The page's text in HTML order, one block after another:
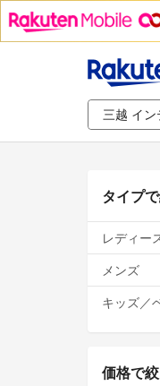
タイプ
レディー
メンズ
キッズ／
価格で